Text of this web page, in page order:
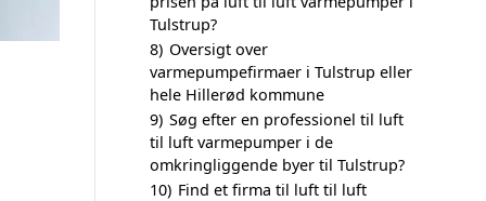
Tulstrup?
8) Oversigt over
varmepumpefirmaer i Tulstrup eller
hele Hillerød kommune
9) Søg efter en professionel til luft
til luft varmepumper i de
omkringliggende byer til Tulstrup?
10) Find et firma til luft til luft